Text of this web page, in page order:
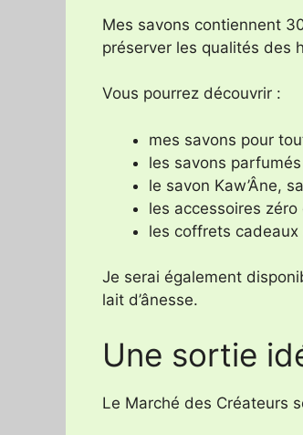
Mes savons contiennent
préserver les qualités des
Vous pourrez découvrir :
mes savons pour
les savons
le savon Kaw’Âne,
les accessoires zéro
les coffrets
Je serai également
lait d’ânesse.
Une sortie
Le Marché des Créateurs